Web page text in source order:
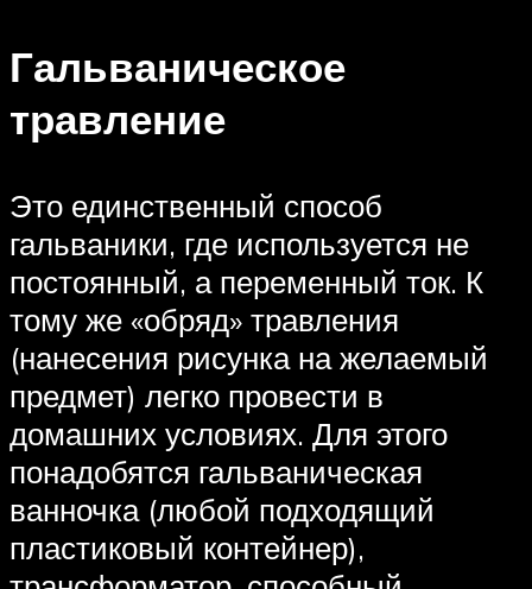
Гальваническое
травление
Это единственный способ
гальваники, где используется не
постоянный, а переменный ток. К
тому же «обряд» травления
(нанесения рисунка на желаемый
предмет) легко провести в
домашних условиях. Для этого
понадобятся гальваническая
ванночка (любой подходящий
пластиковый контейнер),